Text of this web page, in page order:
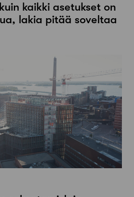
kaikki asetukset on
lakia pitää soveltaa